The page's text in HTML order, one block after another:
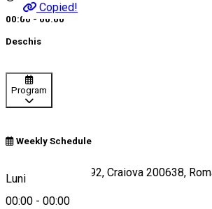
Copied!
00:00 - 00:00
Deschis
Program
Weekly Schedule
Luni
00:00 - 00:00
Bulevardul 1 Mai 92, Craiova 200638,